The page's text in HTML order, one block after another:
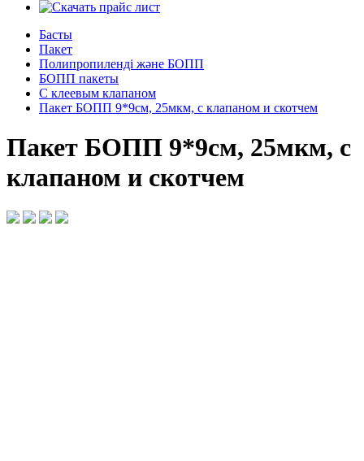
Басты
Пакет
Полипропиленді және БОПП
БОПП пакеты
С клеевым клапаном
Пакет БОПП 9*9см, 25мкм, с клапаном и скотчем
Пакет БОПП 9*9см, 25мкм, с
клапаном и скотчем